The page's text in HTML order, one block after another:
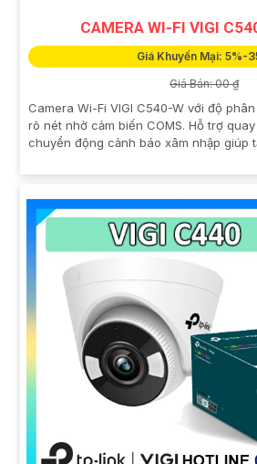
CAMERA WI-FI VIGI
Giá Khuyến Mại: 5%-
Giá Bán: 00 ₫
Camera Wi-Fi VIGI C540-W với độ
rõ nét nhờ cảm biến COMS. Hỗ trợ
chuyển động cảnh báo xâm nhập giúp